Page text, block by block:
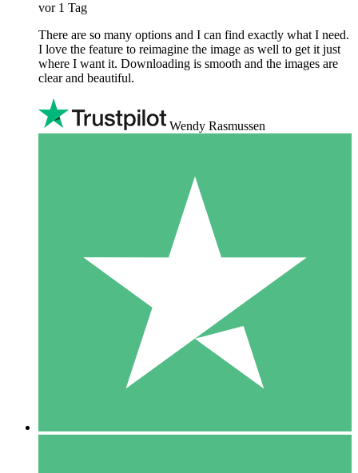
vor 1 Tag
There are so many options and I can find exactly what I need.
I love the feature to reimagine the image as well to get it just
where I want it. Downloading is smooth and the images are
clear and beautiful.
Wendy Rasmussen